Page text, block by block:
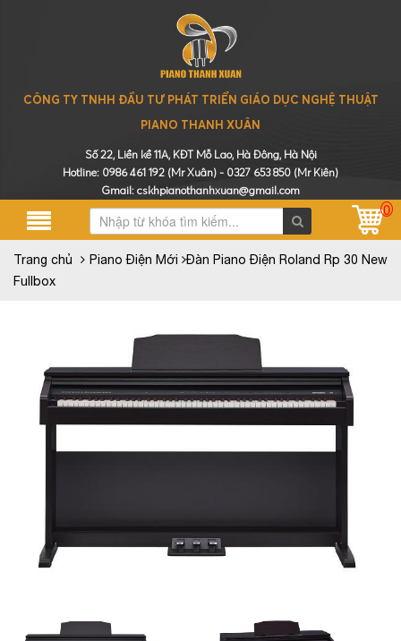
CÔNG TY TNHH ĐẦU TƯ PHÁT TRIỂN GIÁO DỤC NGHỆ THUẬT
PIANO THANH XUÂN
Số 22, Liền kề 11A, KĐT Mỗ Lao, Hà Đông, Hà Nội
Hotline: 0986 461 192 (Mr Xuân) - 0327 653 850 (Mr Kiên)
Gmail: cskhpianothanhxuan@gmail.com
0
Trang chủ Piano Điện Mới
Đàn Piano Điện Roland Rp 30 New
Fullbox